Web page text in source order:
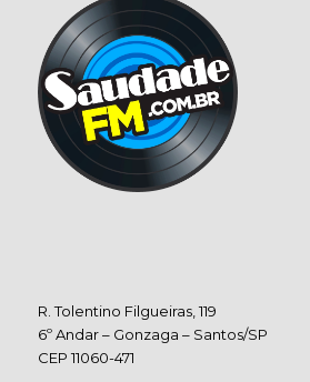
R. Tolentino Filgueiras, 119
6º Andar – Gonzaga – Santos/SP
CEP 11060-471